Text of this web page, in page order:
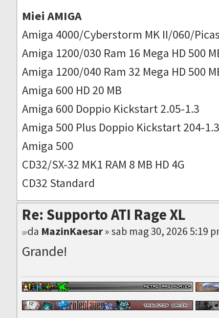
Miei AMIGA
Amiga 4000/Cyberstorm MK II/060/
Amiga 1200/030 Ram 16 Mega HD 500
Amiga 1200/040 Ram 32 Mega HD 500
Amiga 600 HD 20 MB
Amiga 600 Doppio Kickstart 2.05-1.3
Amiga 500 Plus Doppio Kickstart 204-
Amiga 500
CD32/SX-32 MK1 RAM 8 MB HD 4G
CD32 Standard
Re: Supporto ATI Rage XL
da MazinKaesar» sab mag 30, 2026 5:19
Grande!